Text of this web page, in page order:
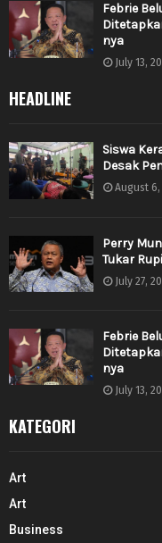
Febrie
nya
July 13,
HEADLINE
Siswa
Desak
August 6,
Perry
Tukar
July 27,
Febrie
nya
July 13,
KATEGORI
Art
Art
Business